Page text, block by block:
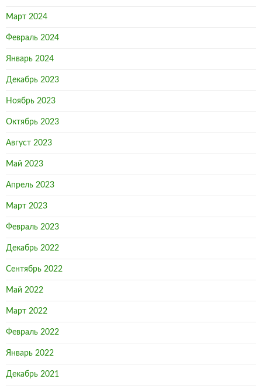
Март 2024
Февраль 2024
Январь 2024
Декабрь 2023
Ноябрь 2023
Октябрь 2023
Август 2023
Май 2023
Апрель 2023
Март 2023
Февраль 2023
Декабрь 2022
Сентябрь 2022
Май 2022
Март 2022
Февраль 2022
Январь 2022
Декабрь 2021